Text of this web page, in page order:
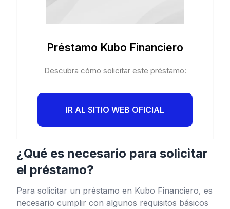
Préstamo Kubo Financiero
Descubra cómo solicitar este préstamo:
IR AL SITIO WEB OFICIAL
¿Qué es necesario para solicitar
el préstamo?
Para solicitar un préstamo en Kubo Financiero, es
necesario cumplir con algunos requisitos básicos